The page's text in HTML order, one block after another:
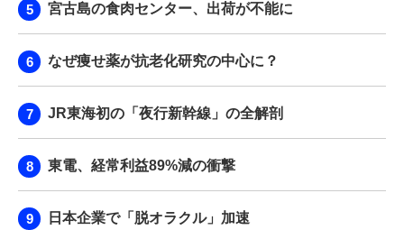
宮古島の食肉センター、出荷が不能に
なぜ痩せ薬が抗老化研究の中心に？
JR東海初の「夜行新幹線」の全解剖
東電、経常利益89%減の衝撃
日本企業で「脱オラクル」加速